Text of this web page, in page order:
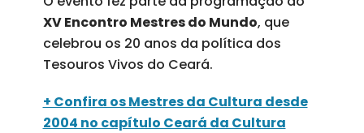
XV Encontro Mestres do Mundo, que
celebrou os 20 anos da política dos
Tesouros Vivos do Ceará.
+ Confira os Mestres da Cultura desde
2004 no capítulo Ceará da Cultura